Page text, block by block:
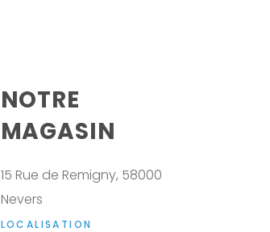
NOTRE
MAGASIN
15 Rue de Remigny, 58000
Nevers
LOCALISATION